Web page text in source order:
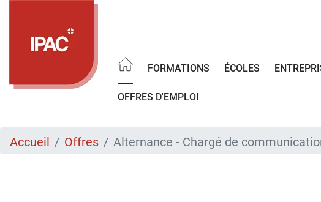
FORMATIONS ÉCOLES
OFFRES D'EMPLOI
Accueil Offres Alternance - Chargé de